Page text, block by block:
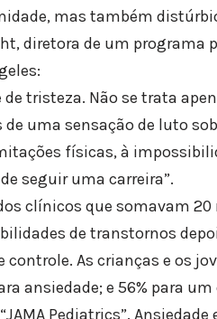
mas também
diretora de um programa
tristeza. Não se trata
uma sensação de luto
físicas, à
seguir uma carreira”.
clínicos que somavam 20
de transtornos
controle. As crianças e os
ansiedade; e 56% para
Pediatrics”. Ansiedade